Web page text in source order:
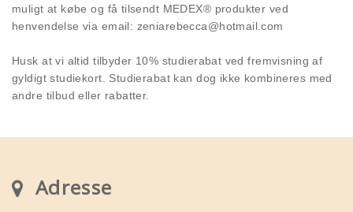
muligt at købe og få tilsendt MEDEX® produkter ved
henvendelse via email: zeniarebecca@hotmail.com
Husk at vi altid tilbyder 10% studierabat ved fremvisning af
gyldigt studiekort. Studierabat kan dog ikke kombineres med
andre tilbud eller rabatter.
Adresse